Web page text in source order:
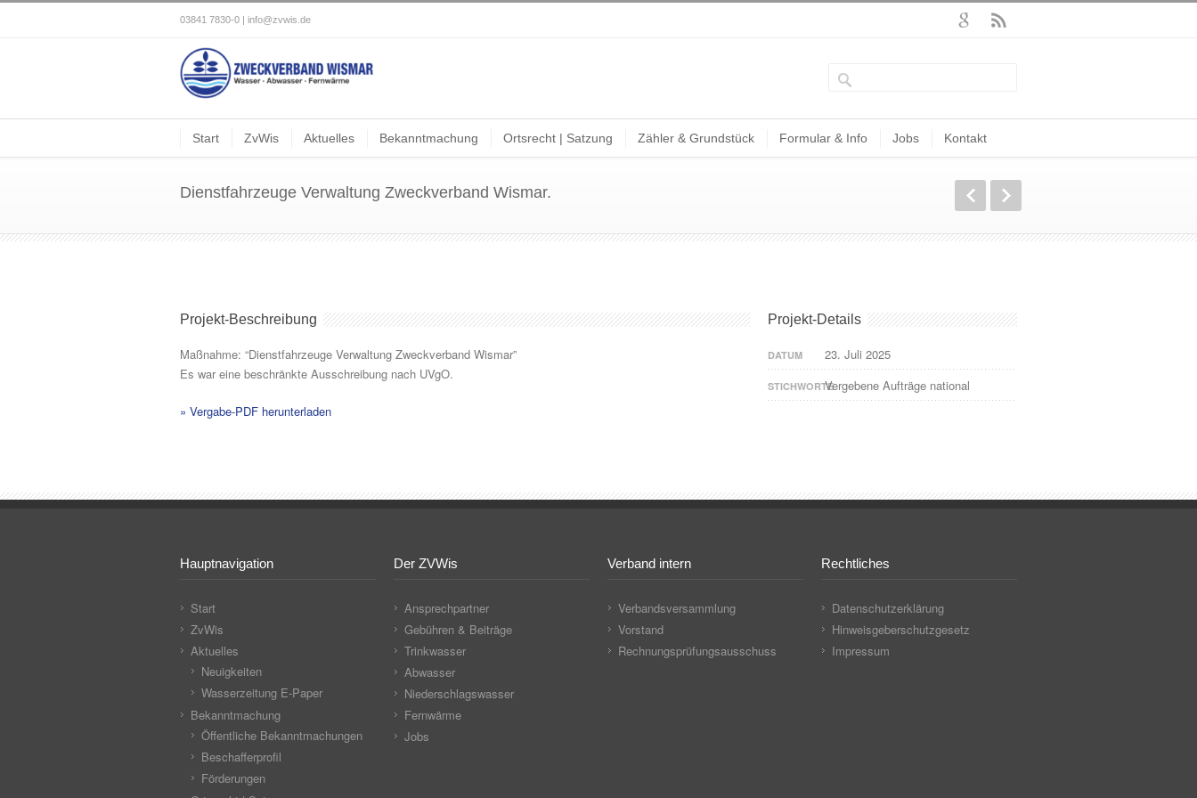
03841 7830-0 | info@zvwis.de
Start ZvWis Aktuelles Bekanntmachung Ortsrecht | Satzung Zähler & Grundstück Formular & Info Jobs Kontakt
Dienstfahrzeuge Verwaltung Zweckverband Wismar.
Projekt-Beschreibung
Maßnahme: “Dienstfahrzeuge Verwaltung Zweckverband Wismar”
Es war eine beschränkte Ausschreibung nach UVgO.
» Vergabe-PDF herunterladen
Projekt-Details
DATUM 23. Juli 2025
STICHWORTEVergebene Aufträge national
Hauptnavigation
Start
ZvWis
Aktuelles
Neuigkeiten
Wasserzeitung E-Paper
Bekanntmachung
Öffentliche Bekanntmachungen
Beschafferprofil
Förderungen
Der ZVWis
Ansprechpartner
Gebühren & Beiträge
Trinkwasser
Abwasser
Niederschlagswasser
Fernwärme
Jobs
Verband intern
Verbandsversammlung
Vorstand
Rechnungsprüfungsausschuss
Rechtliches
Datenschutzerklärung
Hinweisgeberschutzgesetz
Impressum